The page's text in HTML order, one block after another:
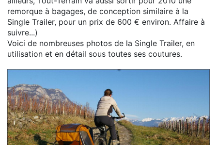
remorque à bagages, de conception similaire à la
Single Trailer, pour un prix de 600 € environ. Affaire à
suivre...)
Voici de nombreuses photos de la Single Trailer, en
utilisation et en détail sous toutes ses coutures.